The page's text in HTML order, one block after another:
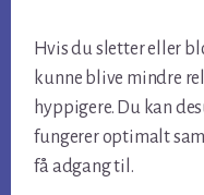
Hvis du sletter eller
kunne blive mindre
hyppigere. Du kan
fungerer optimalt
få adgang til.